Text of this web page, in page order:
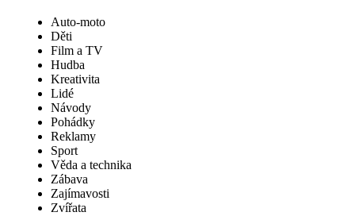
Auto-moto
Děti
Film a TV
Hudba
Kreativita
Lidé
Návody
Pohádky
Reklamy
Sport
Věda a technika
Zábava
Zajímavosti
Zvířata